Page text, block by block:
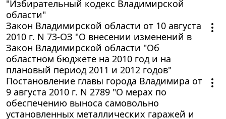
"Избирательный кодекс Владимирской
области"
Закон Владимирской области от 10 августа
2010 г. N 73-ОЗ "О внесении изменений в
Закон Владимирской области "Об
областном бюджете на 2010 год и на
плановый период 2011 и 2012 годов"
Постановление главы города Владимира от
9 августа 2010 г. N 2789 "О мерах по
обеспечению выноса самовольно
установленных металлических гаражей и